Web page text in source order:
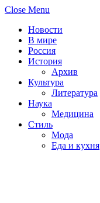
Close Menu
Новости
В мире
Россия
История
Архив
Культура
Литература
Наука
Медицина
Стиль
Мода
Еда и кухня